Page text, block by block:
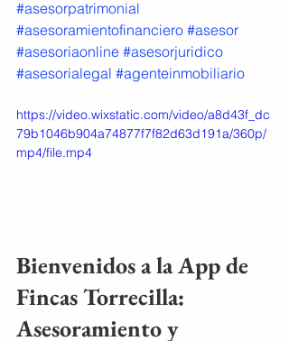
#asesorpatrimonial
#asesoramientofinanciero #asesor
#asesoriaonline #asesorjuridico
#asesorialegal #agenteinmobiliario
https://video.wixstatic.com/video/a8d43f_dc
79b1046b904a74877f7f82d63d191a/360p/
mp4/file.mp4
Bienvenidos a la App de
Fincas Torrecilla:
Asesoramiento y